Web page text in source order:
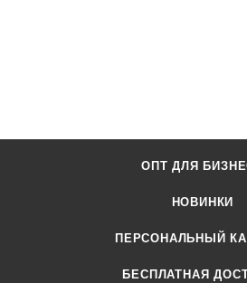
ОПТ ДЛЯ
НОВИНКИ
ПЕРСОНАЛЬНЫЙ
БЕСПЛАТНАЯ